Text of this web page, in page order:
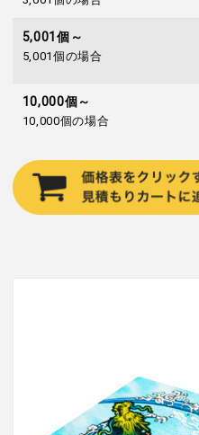
5,001個～
5,001個の場合
10,000個～
10,000個の場合